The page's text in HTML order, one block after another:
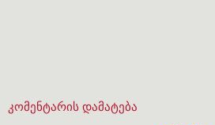
კომენტარის დამატება